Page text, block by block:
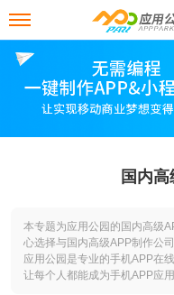
国内
本专题为应用公园的国内高级
心选择与国内高级APP制作公
应用公园是专业的手机APP在
让每个人都能成为手机APP应